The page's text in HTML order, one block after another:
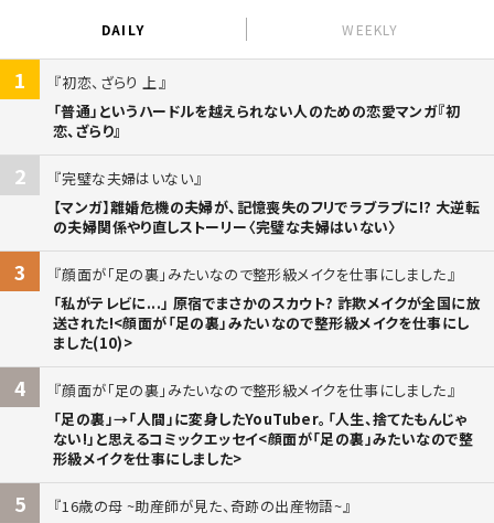
DAILY WEEKLY
1
初恋、ざらり 上
「普通」というハードルを越えられない人のための恋愛マンガ『初
恋、ざらり』
2
完璧な夫婦はいない
【マンガ】離婚危機の夫婦が、記憶喪失のフリでラブラブに!? 大逆転
の夫婦関係やり直しストーリー〈完璧な夫婦はいない〉
3
顔面が「足の裏」みたいなので整形級メイクを仕事にしました
「私がテレビに...」 原宿でまさかのスカウト? 詐欺メイクが全国に放
送された!<顔面が「足の裏」みたいなので整形級メイクを仕事にし
ました(10)>
4
顔面が「足の裏」みたいなので整形級メイクを仕事にしました
「足の裏」→「人間」に変身したYouTuber。「人生、捨てたもんじゃ
ない!」と思えるコミックエッセイ<顔面が「足の裏」みたいなので整
形級メイクを仕事にしました>
5
16歳の母 ~助産師が見た、奇跡の出産物語~